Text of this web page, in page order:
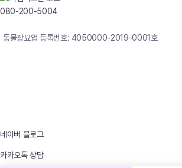
080-200-5004
동물장묘업 등록번호: 4050000-2019-0001호
네이버 블로그
카카오톡 상담